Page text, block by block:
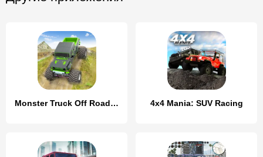
Monster Truck Off Road Racing 4x4 Mania: SUV Racing